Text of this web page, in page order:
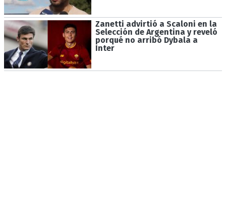
Zanetti advirtió a Scaloni en la
Selección de Argentina y reveló
porqué no arribó Dybala a
Inter